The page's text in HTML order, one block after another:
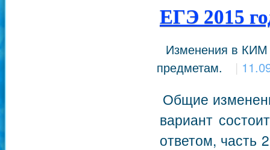
ЕГЭ 2015
Изменения в КИМ
предметам.
|
Общие
вариант
ответом, часть